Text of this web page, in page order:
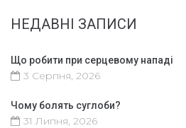
НЕДАВНІ ЗАПИСИ
Що робити при серцевому нападі
3 Серпня, 2026
Чому болять суглоби?
31 Липня, 2026